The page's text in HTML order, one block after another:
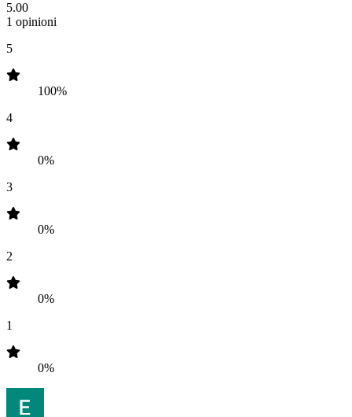
5.00
1 opinioni
5
100%
4
0%
3
0%
2
0%
1
0%